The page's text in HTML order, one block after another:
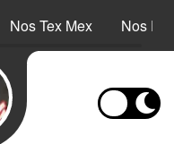
Nos Tex Mex Nos